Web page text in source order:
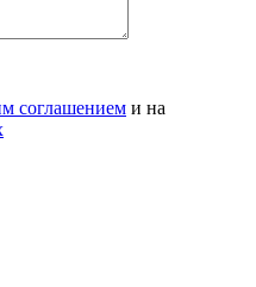
соглашением и на